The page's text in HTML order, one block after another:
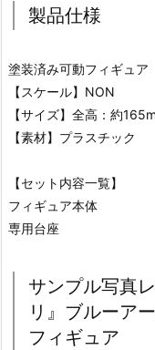
製品仕様
塗装済み可動フィギュア
【スケール】NON
【サイズ】全高：約
【素材】プラスチック
【セット内容一覧】
フィギュア本体
専用台座
サンプル写真
リ』ブルーア
フィギュア